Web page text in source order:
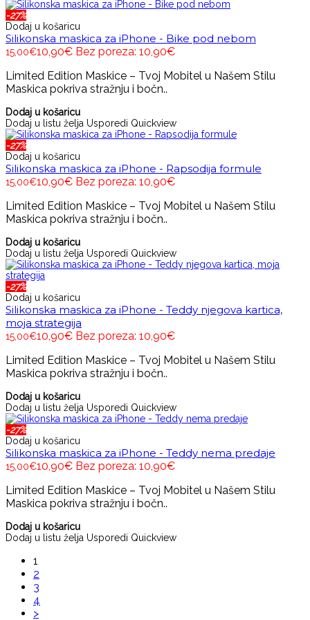
-27%
Dodaj u košaricu
Silikonska maskica za iPhone - Bike pod nebom
15,00€10,90€ Bez poreza: 10,90€
Limited Edition Maskice – Tvoj Mobitel u Našem Stilu
Maskica pokriva stražnju i bočn..
Dodaj u košaricu
Dodaj u listu želja Usporedi Quickview
-27%
Dodaj u košaricu
Silikonska maskica za iPhone - Rapsodija formule
15,00€10,90€ Bez poreza: 10,90€
Limited Edition Maskice – Tvoj Mobitel u Našem Stilu
Maskica pokriva stražnju i bočn..
Dodaj u košaricu
Dodaj u listu želja Usporedi Quickview
-27%
Dodaj u košaricu
Silikonska maskica za iPhone - Teddy njegova kartica,
moja strategija
15,00€10,90€ Bez poreza: 10,90€
Limited Edition Maskice – Tvoj Mobitel u Našem Stilu
Maskica pokriva stražnju i bočn..
Dodaj u košaricu
Dodaj u listu želja Usporedi Quickview
-27%
Dodaj u košaricu
Silikonska maskica za iPhone - Teddy nema predaje
15,00€10,90€ Bez poreza: 10,90€
Limited Edition Maskice – Tvoj Mobitel u Našem Stilu
Maskica pokriva stražnju i bočn..
Dodaj u košaricu
Dodaj u listu želja Usporedi Quickview
1
2
3
4
>